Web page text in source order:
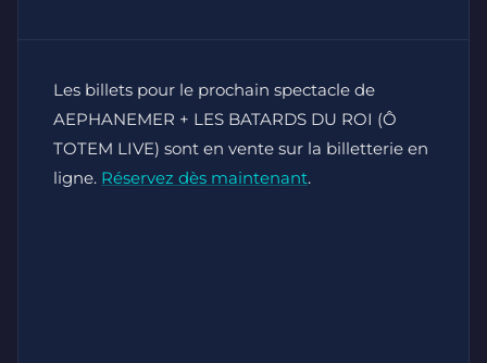
Les billets pour le prochain spectacle de
AEPHANEMER + LES BATARDS DU ROI (Ô
TOTEM LIVE) sont en vente sur la billetterie en
ligne. Réservez dès maintenant.